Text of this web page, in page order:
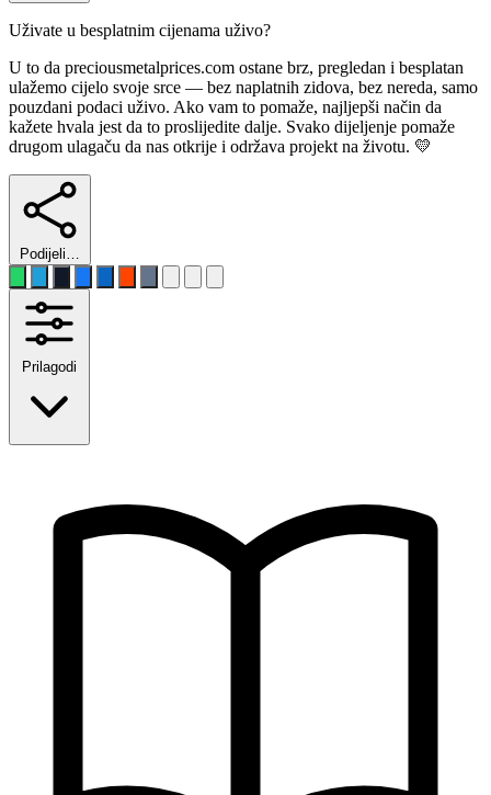
Uživate u besplatnim cijenama uživo?
U to da preciousmetalprices.com ostane brz, pregledan i besplatan
ulažemo cijelo svoje srce — bez naplatnih zidova, bez nereda, samo
pouzdani podaci uživo. Ako vam to pomaže, najljepši način da
kažete hvala jest da to proslijedite dalje. Svako dijeljenje pomaže
drugom ulagaču da nas otkrije i održava projekt na životu. 💛
Podijeli…
Prilagodi